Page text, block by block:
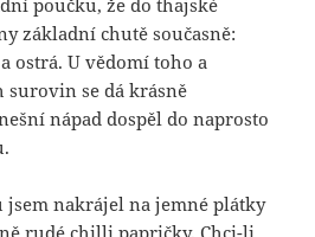
základní chutě současně:
ostrá. U vědomí toho a
se dá krásně
nápad dospěl do naprosto
jsem nakrájel na jemné plátky
rudé chilli papričky. Chci-li